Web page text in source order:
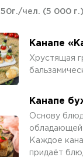
50г./чел. (5 000 г.)
Канапе
Хрустящая
Канапе
Основу
обладающей
Каждое
придаёт